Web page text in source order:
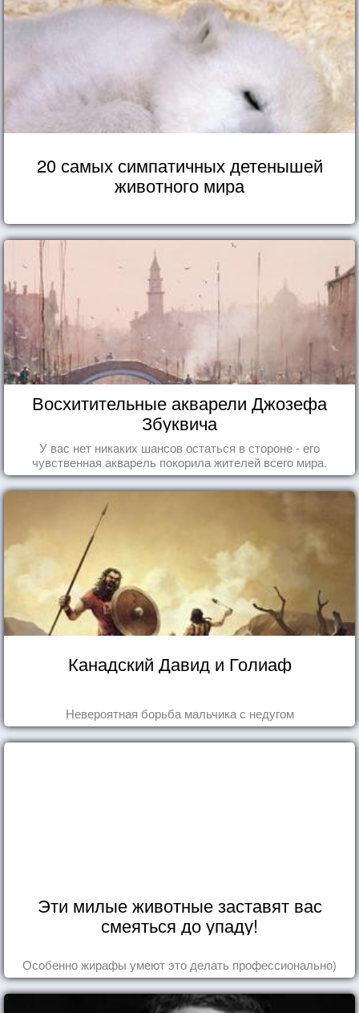
20 самых симпатичных детенышей
животного мира
Восхитительные акварели Джозефа
Збуквича
У вас нет никаких шансов остаться в стороне - его
чувственная акварель покорила жителей всего мира.
Канадский Давид и Голиаф
Невероятная борьба мальчика с недугом
Эти милые животные заставят вас
смеяться до упаду!
Особенно жирафы умеют это делать профессионально)